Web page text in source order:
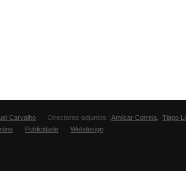
Carvalho Directores-adjuntos : Amilcar Correia
Tiago
Publicidade Webdesign